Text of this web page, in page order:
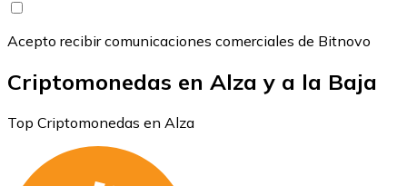
Acepto recibir comunicaciones comerciales de Bitnovo
Criptomonedas en Alza y a la Baja
Top Criptomonedas en Alza